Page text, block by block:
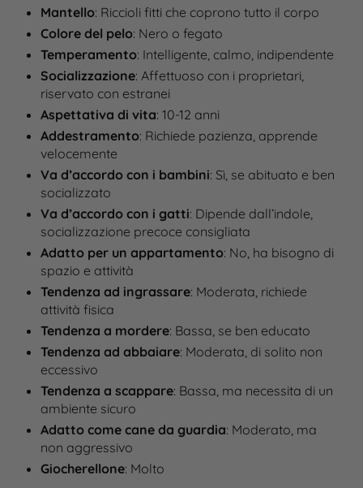
Mantello: Riccioli fitti che coprono tutto il corpo
Colore del pelo: Nero o fegato
Temperamento: Intelligente, calmo, indipendente
Socializzazione: Affettuoso con i proprietari,
riservato con estranei
Aspettativa di vita: 10-12 anni
Addestramento: Richiede pazienza, apprende
velocemente
Va d’accordo con i bambini: Sì, se abituato e ben
socializzato
Va d’accordo con i gatti: Dipende dall’indole,
socializzazione precoce consigliata
Adatto per un appartamento: No, ha bisogno di
spazio e attività
Tendenza ad ingrassare: Moderata, richiede
attività fisica
Tendenza a mordere: Bassa, se ben educato
Tendenza ad abbaiare: Moderata, di solito non
eccessivo
Tendenza a scappare: Bassa, ma necessita di un
ambiente sicuro
Adatto come cane da guardia: Moderato, ma
non aggressivo
Giocherellone: Molto